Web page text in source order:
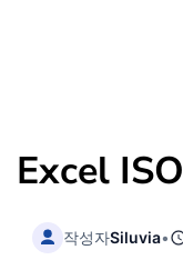
Excel
작성자Siluvia•